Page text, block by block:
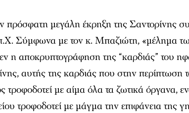
πρόσφατη μεγάλη έκρηξη της Σαντορίνης
Σύμφωνα με τον κ. Μπαζιώτη, «μέλημα
η αποκρυπτογράφηση της “καρδιάς” του
αυτής της καρδιάς που στην περίπτωση
τροφοδοτεί με αίμα όλα τα ζωτικά όργανα,
τροφοδοτεί με μάγμα την επιφάνεια της